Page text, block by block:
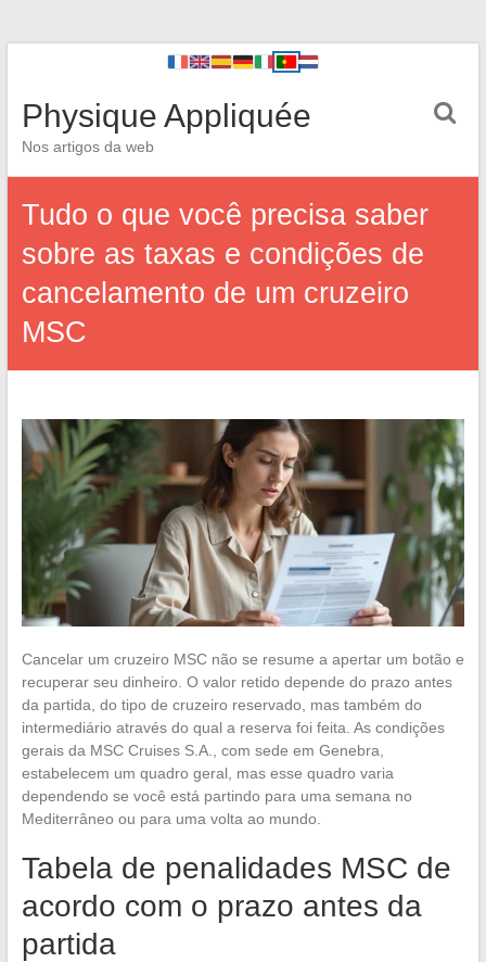
Physique Appliquée
Nos artigos da web
Tudo o que você precisa saber
sobre as taxas e condições de
cancelamento de um cruzeiro
MSC
Cancelar um cruzeiro MSC não se resume a apertar um botão e
recuperar seu dinheiro. O valor retido depende do prazo antes
da partida, do tipo de cruzeiro reservado, mas também do
intermediário através do qual a reserva foi feita. As condições
gerais da MSC Cruises S.A., com sede em Genebra,
estabelecem um quadro geral, mas esse quadro varia
dependendo se você está partindo para uma semana no
Mediterrâneo ou para uma volta ao mundo.
Tabela de penalidades MSC de
acordo com o prazo antes da
partida